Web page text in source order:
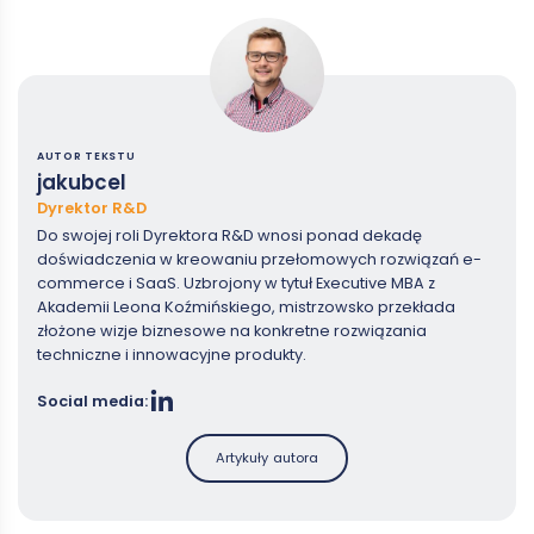
AUTOR TEKSTU
jakubcel
Dyrektor R&D
Do swojej roli Dyrektora R&D wnosi ponad dekadę
doświadczenia w kreowaniu przełomowych rozwiązań e-
commerce i SaaS. Uzbrojony w tytuł Executive MBA z
Akademii Leona Koźmińskiego, mistrzowsko przekłada
złożone wizje biznesowe na konkretne rozwiązania
techniczne i innowacyjne produkty.
Social media:
Artykuły autora